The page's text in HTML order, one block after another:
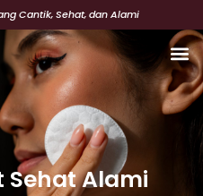
Cantik, Sehat, dan Alami
Sehat Alami